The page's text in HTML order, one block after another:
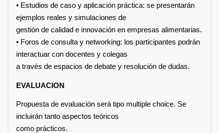
• Estudios de caso y aplicación práctica: se presentarán
ejemplos reales y simulaciones de
gestión de calidad e innovación en empresas alimentarias.
• Foros de consulta y networking: los participantes podrán
interactuar con docentes y colegas
a través de espacios de debate y resolución de dudas.
EVALUACION
Propuesta de evaluación será tipo multiple choice. Se
incluirán tanto aspectos teóricos
como prácticos.